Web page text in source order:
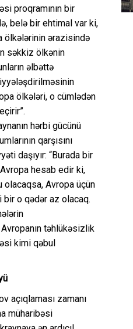
proqramının bir
belə bir ehtimal var ki,
ölkələrinin ərazisində
səkkiz ölkənin
əlbəttə
ölkələri, o cümlədən
hərbi gücünü
qarşısını
daşıyır: “Burada bir
hesab edir ki,
olacaqsa, Avropa üçün
o qədər az olacaq.
təhlükəsizlik
kimi qəbul
açıqlaması zamanı
müharibəsi